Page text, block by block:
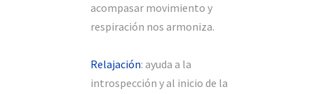
acompasar movimiento y
respiración nos armoniza.
Relajación: ayuda a la
introspección y al inicio de la